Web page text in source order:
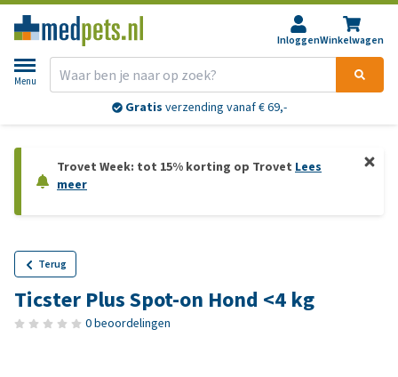
InloggenWinkelwagen
Menu
Gratis verzending vanaf € 69,-
Trovet Week: tot 15% korting op Trovet Lees
meer
Terug
Ticster Plus Spot-on Hond <4 kg
0 beoordelingen